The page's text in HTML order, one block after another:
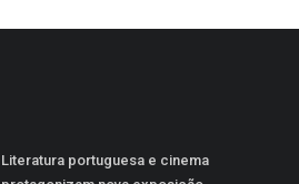
Literatura portuguesa e cinema